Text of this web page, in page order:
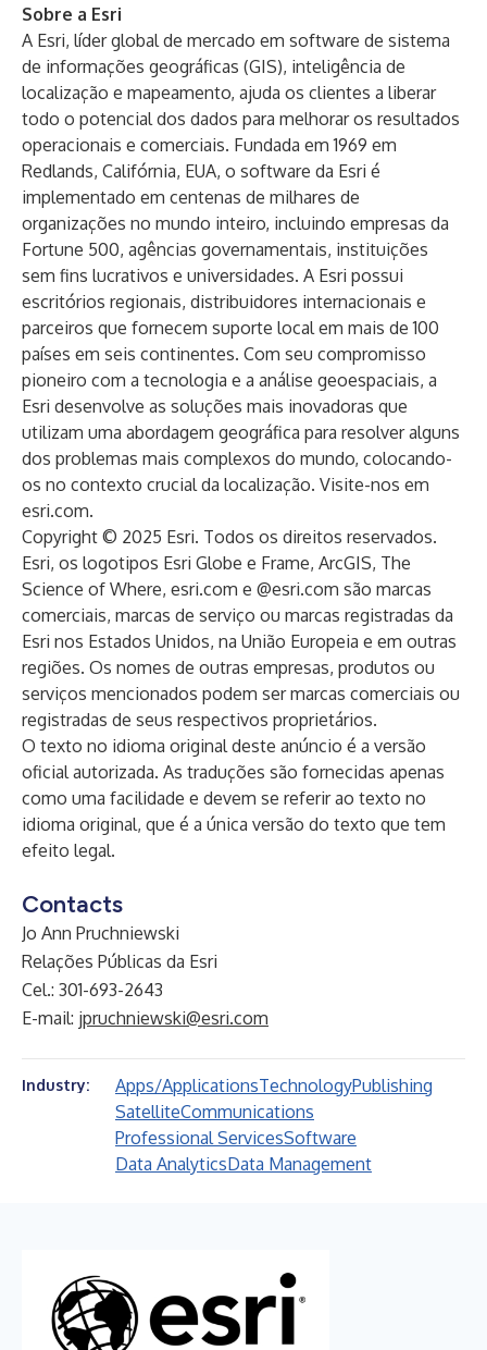
Sobre a Esri
A Esri, líder global de mercado em software de sistema
de informações geográficas (GIS), inteligência de
localização e mapeamento, ajuda os clientes a liberar
todo o potencial dos dados para melhorar os resultados
operacionais e comerciais. Fundada em 1969 em
Redlands, Califórnia, EUA, o software da Esri é
implementado em centenas de milhares de
organizações no mundo inteiro, incluindo empresas da
Fortune 500, agências governamentais, instituições
sem fins lucrativos e universidades. A Esri possui
escritórios regionais, distribuidores internacionais e
parceiros que fornecem suporte local em mais de 100
países em seis continentes. Com seu compromisso
pioneiro com a tecnologia e a análise geoespaciais, a
Esri desenvolve as soluções mais inovadoras que
utilizam uma abordagem geográfica para resolver alguns
dos problemas mais complexos do mundo, colocando-
os no contexto crucial da localização. Visite-nos em
esri.com.
Copyright © 2025 Esri. Todos os direitos reservados.
Esri, os logotipos Esri Globe e Frame, ArcGIS, The
Science of Where, esri.com e @esri.com são marcas
comerciais, marcas de serviço ou marcas registradas da
Esri nos Estados Unidos, na União Europeia e em outras
regiões. Os nomes de outras empresas, produtos ou
serviços mencionados podem ser marcas comerciais ou
registradas de seus respectivos proprietários.
O texto no idioma original deste anúncio é a versão
oficial autorizada. As traduções são fornecidas apenas
como uma facilidade e devem se referir ao texto no
idioma original, que é a única versão do texto que tem
efeito legal.
Contacts
Jo Ann Pruchniewski
Relações Públicas da Esri
Cel.: 301-693-2643
E-mail: jpruchniewski@esri.com
Industry: Apps/ApplicationsTechnologyPublishing
SatelliteCommunications
Professional ServicesSoftware
Data AnalyticsData Management